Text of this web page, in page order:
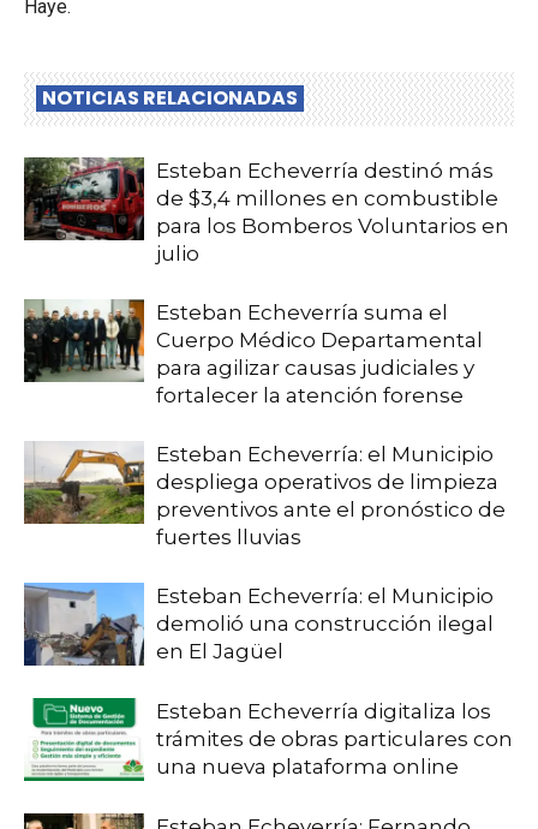
Haye.
NOTICIAS RELACIONADAS
Esteban Echeverría destinó más
de $3,4 millones en combustible
para los Bomberos Voluntarios en
julio
Esteban Echeverría suma el
Cuerpo Médico Departamental
para agilizar causas judiciales y
fortalecer la atención forense
Esteban Echeverría: el Municipio
despliega operativos de limpieza
preventivos ante el pronóstico de
fuertes lluvias
Esteban Echeverría: el Municipio
demolió una construcción ilegal
en El Jagüel
Esteban Echeverría digitaliza los
trámites de obras particulares con
una nueva plataforma online